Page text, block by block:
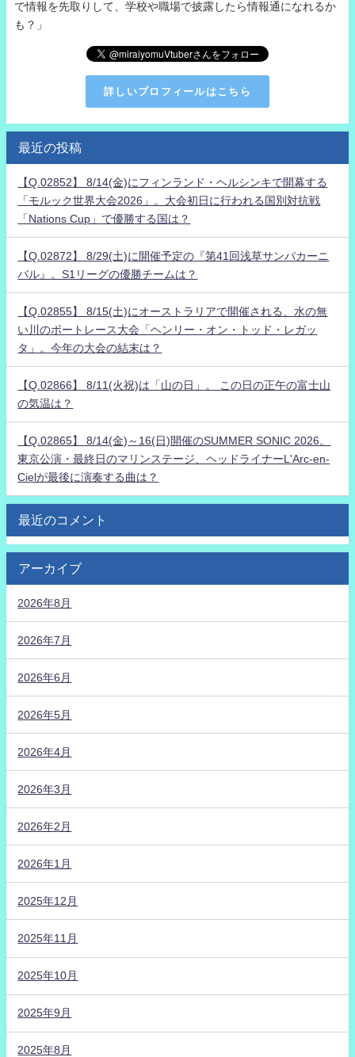
で情報を先取りして、学校や職場で披露したら情報通になれるか
も？」
詳しいプロフィールはこちら
最近の投稿
【Q.02852】 8/14(金)にフィンランド・ヘルシンキで開幕する
「モルック世界大会2026」。大会初日に行われる国別対抗戦
「Nations Cup」で優勝する国は？
【Q.02872】 8/29(土)に開催予定の『第41回浅草サンバカーニ
バル』。S1リーグの優勝チームは？
【Q.02855】 8/15(土)にオーストラリアで開催される、水の無
い川のボートレース大会「ヘンリー・オン・トッド・レガッ
タ」。今年の大会の結末は？
【Q.02866】 8/11(火祝)は「山の日」。 この日の正午の富士山
の気温は？
【Q.02865】 8/14(金)～16(日)開催のSUMMER SONIC 2026。
東京公演・最終日のマリンステージ、ヘッドライナーL'Arc-en-
Cielが最後に演奏する曲は？
最近のコメント
アーカイブ
2026年8月
2026年7月
2026年6月
2026年5月
2026年4月
2026年3月
2026年2月
2026年1月
2025年12月
2025年11月
2025年10月
2025年9月
2025年8月